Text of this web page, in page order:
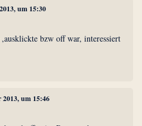
um 15:30
bzw off war, interessiert
um 15:46